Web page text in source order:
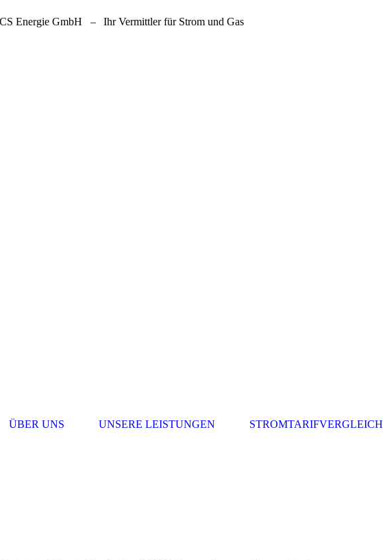
Energie GmbH – Ihr Vermittler für Strom und Gas
ÜBER UNS UNSERE LEISTUNGEN STROMTARIFVERGLEICH